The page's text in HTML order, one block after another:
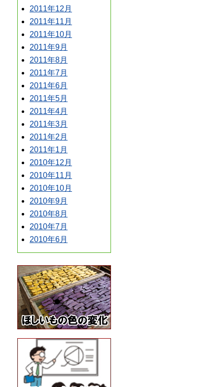
2011年12月
2011年11月
2011年10月
2011年9月
2011年8月
2011年7月
2011年6月
2011年5月
2011年4月
2011年3月
2011年2月
2011年1月
2010年12月
2010年11月
2010年10月
2010年9月
2010年8月
2010年7月
2010年6月